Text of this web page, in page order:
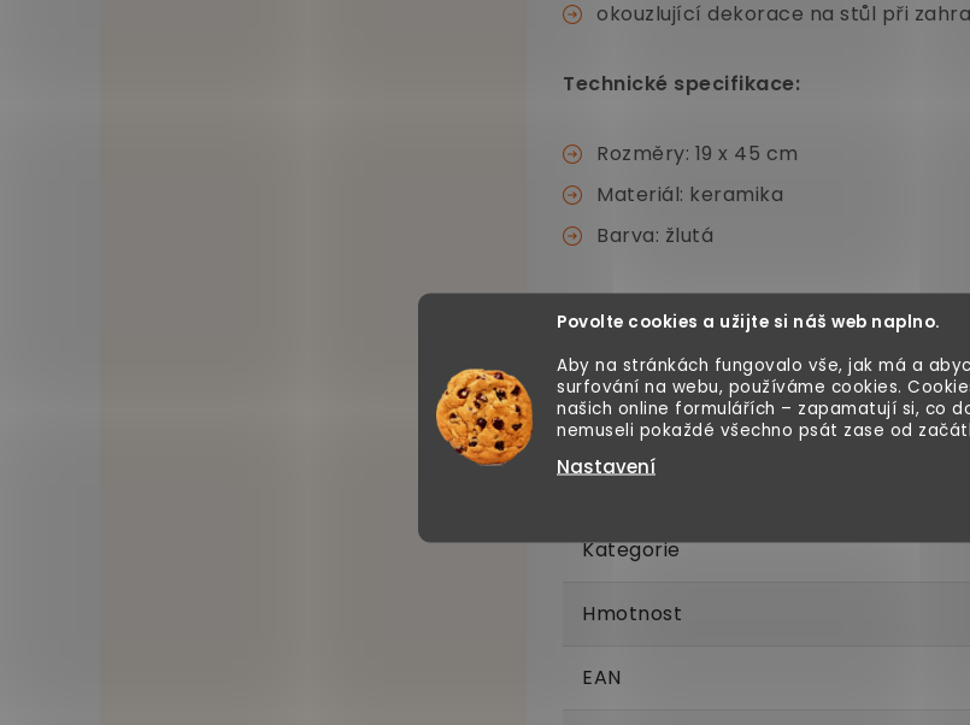
Povolte cookies a užijte si náš web naplno.
Aby na stránkách fungovalo vše, jak má a
surfování na webu, používáme cookies.
našich online formulářích – zapamatují si, co
nemuseli pokaždé všechno psát zase od
Nastavení
okouzlující dekorace na stůl při
Technické specifikace:
Rozměry: 19 x 45 cm
Materiál: keramika
Barva: žlutá
Kategorie
Hmotnost
EAN